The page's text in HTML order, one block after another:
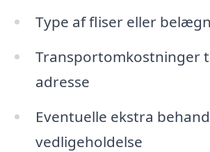
Type af fliser eller
Transportomkostninger
adresse
Eventuelle ekstra
vedligeholdelse